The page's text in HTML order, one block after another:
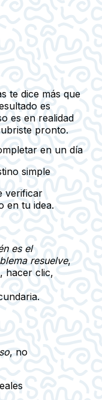
te dice más que
es
es en realidad
pronto.
en un día
simple
verificar
en tu idea.
es el
resuelve,
hacer clic,
, no